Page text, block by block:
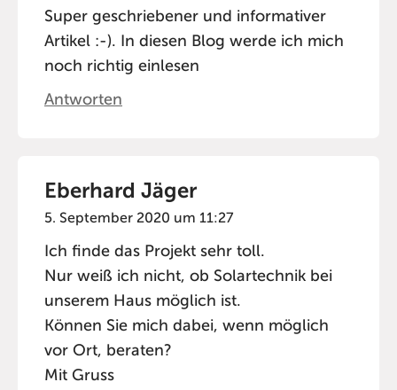
Super geschriebener und informativer
Artikel :-). In diesen Blog werde ich mich
noch richtig einlesen
Antworten
Eberhard Jäger
5. September 2020 um 11:27
Ich finde das Projekt sehr toll.
Nur weiß ich nicht, ob Solartechnik bei
unserem Haus möglich ist.
Können Sie mich dabei, wenn möglich
vor Ort, beraten?
Mit Gruss